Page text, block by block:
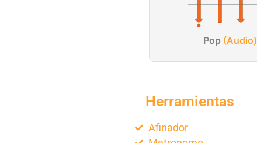
Pop (Audio)
Herramientas
Afinador